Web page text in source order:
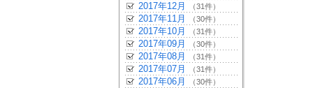
2017年12月 （31件）
2017年11月 （30件）
2017年10月 （31件）
2017年09月 （30件）
2017年08月 （31件）
2017年07月 （31件）
2017年06月 （30件）